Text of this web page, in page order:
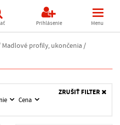
Prihlásenie Menu
Madlové profily, ukončenia /
Cena
ZRUŠIŤ FILTER